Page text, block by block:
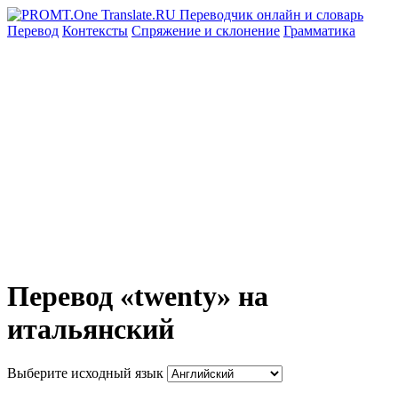
Перевод Контексты Спряжение и склонение Грамматика
Перевод «twenty» на
итальянский
Выберите исходный язык